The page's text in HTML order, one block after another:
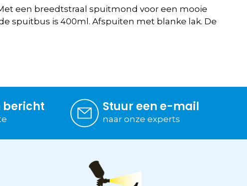
een breedtstraal spuitmond voor een mooie
spuitbus is 400ml. Afspuiten met blanke lak. De
bericht Stuur een e-mail
naar onze experts